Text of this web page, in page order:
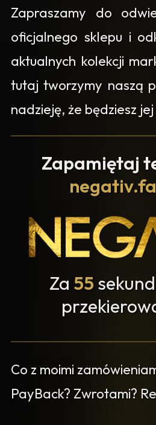
Zapraszamy do
oficjalnego sklepu i
aktualnych kolekcji
tutaj tworzymy naszą
nadzieję, że będziesz
Zapamiętaj
Za 54
Co z moimi
PayBack? Zwrotami?